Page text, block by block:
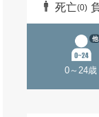
死亡(0)
0～24歳
他